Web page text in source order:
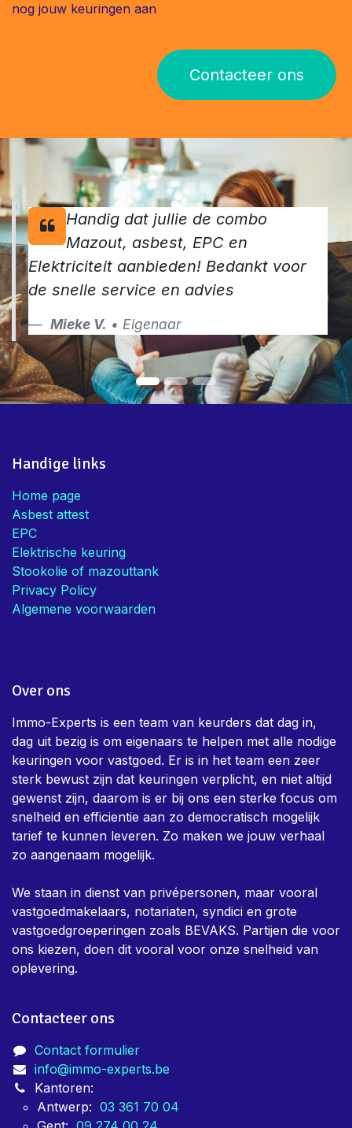
nog jouw keuringen aan
Contacteer ons
Handig dat jullie de combo
Mazout, asbest, EPC en
Elektriciteit aanbieden! Bedankt voor
de snelle service en advies
Mieke V. • Eigenaar
Handige links
Home page
Asbest attest
EPC
Elektrische keuring
Stookolie of mazouttank
Privacy Policy
Algemene voorwaarden
Over ons
Immo-Experts is een team van keurders dat dag in,
dag uit bezig is om eigenaars te helpen met alle nodige
keuringen voor vastgoed. Er is in het team een zeer
sterk bewust zijn dat keuringen verplicht, en niet altijd
gewenst zijn, daarom is er bij ons een sterke focus om
snelheid en efficientie aan zo democratisch mogelijk
tarief te kunnen leveren. Zo maken we jouw verhaal
zo aangenaam mogelijk.
We staan in dienst van privépersonen, maar vooral
vastgoedmakelaars, notariaten, syndici en grote
vastgoedgroeperingen zoals BEVAKS. Partijen die voor
ons kiezen, doen dit vooral voor onze snelheid van
oplevering.
Contacteer ons
Contact formulier
info@immo-experts.be
Kantoren:
Antwerp: 03 361 70 04